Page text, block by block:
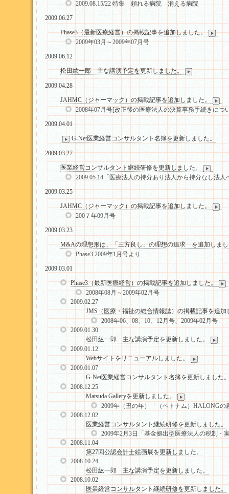
2009.08.15/22 特集 頼れる病院 消える病院
2009.06.27
Phase3（最新医療経営）の掲載記事を追加しました。
2009年03月～2009年07月号
2009.06.12
松田紘一郎 主な講演予定を更新しました。
2009.04.28
JAHMC（ジャーマック）の掲載記事を追加しました。
2008年07月号[改正後の医療法人の決算事務手続きにつ
2009.04.01
G-Net医業経営コンサルタント名簿を更新しました。
2009.03.27
医業経営コンサルタント継続研修を更新しました。
2009.05.14「医療法人の持分あり法人から持分なし法
2009.03.25
JAHMC（ジャーマック）の掲載記事を追加しました。
200７年09月号
2009.03.23
M&Aの理想形は、「三方良し」の理想の追求 を追加しま
Phase3 2009年1月号より
2009.03.01
Phase3（最新医療経営）の掲載記事を追加しました。
2008年08月～2009年02月号
2009.02.27
JMS（医療・福祉の総合情報誌）の掲載記事を追加
2008年06、08、10、12月号、2009年02月号
2009.01.30
松田紘一郎 主な講演予定を更新しました。
2009.01.12
Webサイトをリニューアルしました。
2009.01.07
G-Net医業経営コンサルタント名簿を更新しました
2008.12.25
Matsuda Galleryを更新しました。
2009年（丑の年）「（ベトナム）HALONGの
2008.12.02
医業経営コンサルタント継続研修を更新しました。
2009年2月3日「基金拠出型医療法人の税制・
2008.11.04
第27回公認会計士絵画展を更新しました。
2008.10.24
松田紘一郎 主な講演予定を更新しました。
2008.10.02
医業経営コンサルタント継続研修を更新しました。